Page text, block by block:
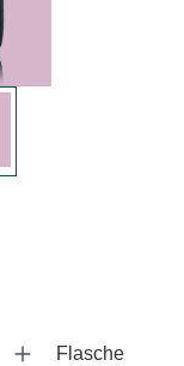
ein oder benutze
Flasche